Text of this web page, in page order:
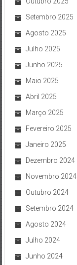
Setembro 2025
Agosto 2025
Julho 2025
Junho 2025
Maio 2025
Abril 2025
Março 2025
Fevereiro 2025
Janeiro 2025
Dezembro 2024
Novembro 2024
Outubro 2024
Setembro 2024
Agosto 2024
Julho 2024
Junho 2024